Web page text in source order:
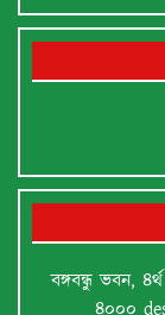
বঙ্গবন্ধু ভবন,